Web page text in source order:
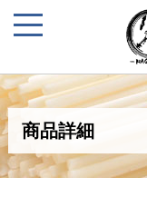
商品詳細